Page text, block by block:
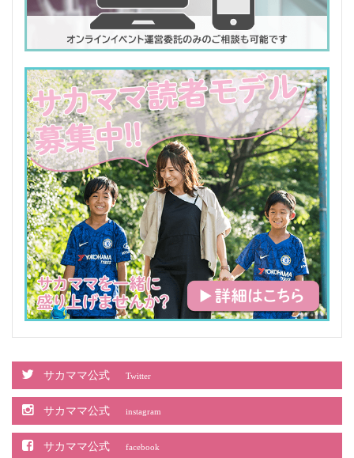
サカママ公式 Twitter
サカママ公式 instagram
サカママ公式 facebook